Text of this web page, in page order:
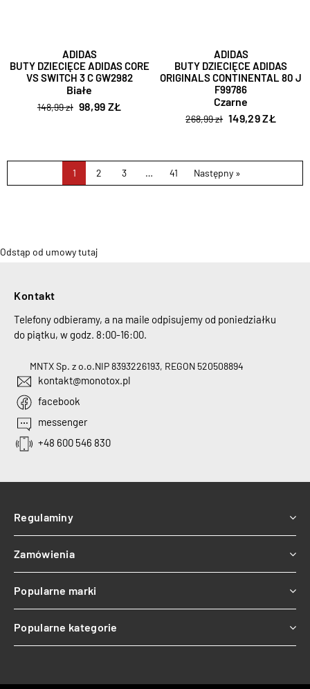
ADIDAS
BUTY DZIECIĘCE ADIDAS CORE
VS SWITCH 3 C GW2982
Białe
148,99 zł 98,99 ZŁ
ADIDAS
BUTY DZIECIĘCE ADIDAS
ORIGINALS CONTINENTAL 80 J
F99786
Czarne
268,99 zł 149,29 ZŁ
1 2 3 … 41 Następny »
Odstąp od umowy tutaj
Kontakt
Telefony odbieramy, a na maile odpisujemy od poniedziałku
do piątku, w godz. 8:00-16:00.
MNTX Sp. z o.o.NIP 8393226193, REGON 520508894
kontakt@monotox.pl
facebook
messenger
+48 600 546 830
Regulaminy
Zamówienia
Popularne marki
Popularne kategorie